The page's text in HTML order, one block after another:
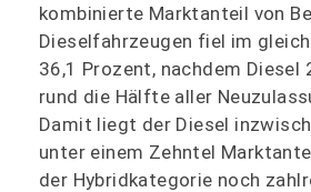
kombinierte Marktanteil von
Dieselfahrzeugen fiel im
36,1 Prozent, nachdem Diesel
rund die Hälfte aller
Damit liegt der Diesel
unter einem Zehntel
der Hybridkategorie noch